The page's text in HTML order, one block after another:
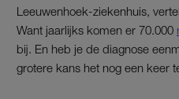
Leeuwenhoek-ziekenhuis,
Want jaarlijks komen er 70.000
bij. En heb je de diagnose
grotere kans het nog een keer